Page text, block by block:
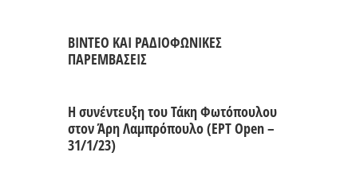
ΒΙΝΤΕΟ ΚΑΙ ΡΑΔΙΟΦΩΝΙΚΕΣ
ΠΑΡΕΜΒΑΣΕΙΣ
Η συνέντευξη του Τάκη Φωτόπουλου
στον Άρη Λαμπρόπουλο (ΕΡΤ Open –
31/1/23)